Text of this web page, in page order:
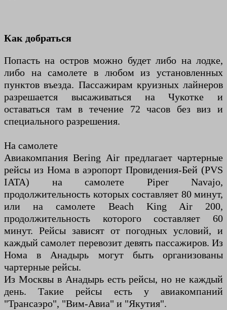
Как добраться
Попасть на остров можно будет либо на лодке,
либо на самолете в любом из установленных
пунктов въезда. Пассажирам круизных лайнеров
разрешается высаживаться на Чукотке и
оставаться там в течение 72 часов без виз и
специального разрешения.
На самолете
Авиакомпания Bering Air предлагает чартерные
рейсы из Нома в аэропорт Провидения-Бей (PVS
IATA) на самолете Piper Navajo,
продолжительность которых составляет 80 минут,
или на самолете Beach King Air 200,
продолжительность которого составляет 60
минут. Рейсы зависят от погодных условий, и
каждый самолет перевозит девять пассажиров. Из
Нома в Анадырь могут быть организованы
чартерные рейсы.
Из Москвы в Анадырь есть рейсы, но не каждый
день. Такие рейсы есть у авиакомпаний
"Трансаэро", "Вим-Авиа" и "Якутия".